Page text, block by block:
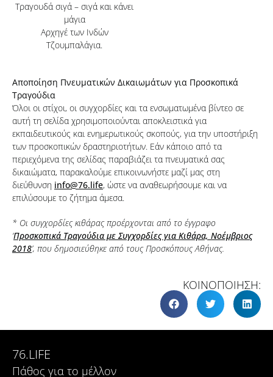
Τραγουδά σιγά – σιγά και κάνει
μάγια
Αρχηγέ των Ινδών
Τζουμπαλάγια.
Αποποίηση Πνευματικών Δικαιωμάτων για Προσκοπικά
Τραγούδια
Όλοι οι στίχοι, οι συγχορδίες και τα ενσωματωμένα βίντεο σε
αυτή τη σελίδα χρησιμοποιούνται αποκλειστικά για
εκπαιδευτικούς και ενημερωτικούς σκοπούς, για την υποστήριξη
των προσκοπικών δραστηριοτήτων. Εάν κάποιο από τα
περιεχόμενα της σελίδας παραβιάζει τα πνευματικά σας
δικαιώματα, παρακαλούμε επικοινωνήστε μαζί μας στη
διεύθυνση info@76.life, ώστε να αναθεωρήσουμε και να
επιλύσουμε το ζήτημα άμεσα.
* Οι συγχορδίες κιθάρας προέρχονται από το έγγραφο
‘Προσκοπικά Τραγούδια με Συγχορδίες για Κιθάρα, Νοέμβριος
2018’, που δημοσιεύθηκε από τους Προσκόπους Αθήνας.
ΚΟΙΝΟΠΟΙΗΣΗ:
76.LIFE
Πάθος για το μέλλον